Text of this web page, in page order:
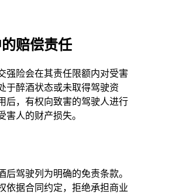
赔偿责任
强险会在其责任限额内对受害
于醉酒状态或未取得驾驶资
后，有权向致害的驾驶人进行
人的财产损失。
驾驶列为明确的免责条款。
依据合同约定，拒绝承担商业